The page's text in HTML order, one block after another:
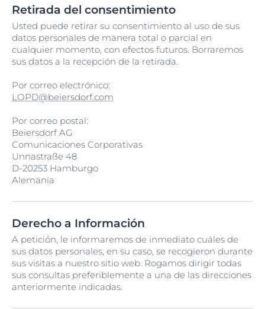
Retirada del consentimiento
Usted puede retirar su consentimiento al uso de sus
datos personales de manera total o parcial en
cualquier momento, con efectos futuros. Borraremos
sus datos a la recepción de la retirada.
Por correo electrónico:
LOPD@beiersdorf.com
Por correo postal:
Beiersdorf AG
Comunicaciones Corporativas
Unnastraße 48
D-20253 Hamburgo
Alemania
Derecho a Información
A petición, le informaremos de inmediato cuáles de
sus datos personales, en su caso, se recogieron durante
sus visitas a nuestro sitio web. Rogamos dirigir todas
sus consultas preferiblemente a una de las direcciones
anteriormente indicadas.